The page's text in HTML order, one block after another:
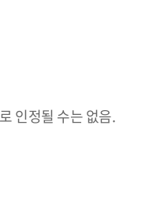
인정될 수는 없음.